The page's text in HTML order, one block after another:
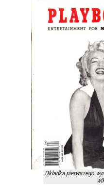
Okładka pierwszego